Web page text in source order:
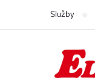
Služby